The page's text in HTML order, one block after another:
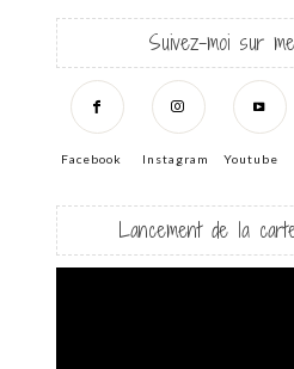
Suivez-moi sur
Facebook Instagram Youtube
Lancement de la